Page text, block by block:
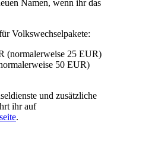
Namen, wenn ihr das
Volkswechselpakete:
(normalerweise 25 EUR)
50 EUR)
und zusätzliche
ihr auf
.